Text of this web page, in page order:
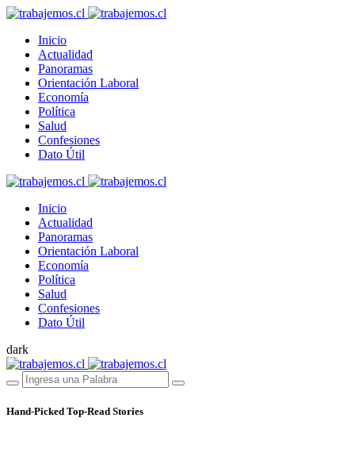
Inicio
Actualidad
Panoramas
Orientación Laboral
Economía
Política
Salud
Confesiones
Dato Útil
Inicio
Actualidad
Panoramas
Orientación Laboral
Economía
Política
Salud
Confesiones
Dato Útil
dark
Hand-Picked Top-Read Stories